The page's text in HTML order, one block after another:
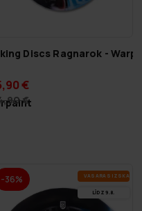
Discs Ragnarok -
€
€
-36% VA­SA­RAS IZ­SKA­ŅA
LĪDZ 9.8.